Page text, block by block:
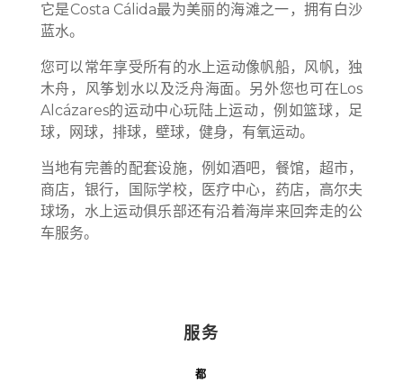
它是Costa Cálida最为美丽的海滩之一，拥有白沙
蓝水。
您可以常年享受所有的水上运动像帆船，风帆，独
木舟，风筝划水以及泛舟海面。另外您也可在Los
Alcázares的运动中心玩陆上运动，例如篮球，足
球，网球，排球，壁球，健身，有氧运动。
当地有完善的配套设施，例如酒吧，餐馆，超市，
商店，银行，国际学校，医疗中心，药店，高尔夫
球场，水上运动俱乐部还有沿着海岸来回奔走的公
车服务。
服务
都